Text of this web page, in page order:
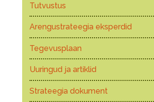
Tutvustus
Arengustrateegia eksperdid
Tegevusplaan
Uuringud ja artiklid
Strateegia dokument